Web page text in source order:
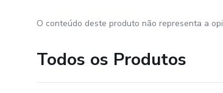
O conteúdo deste produto não representa a
Todos os Produtos